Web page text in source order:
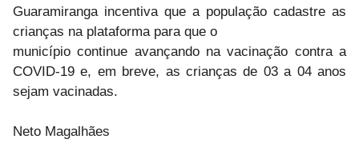
Guaramiranga incentiva que a população cadastre as
crianças na plataforma para que o
município continue avançando na vacinação contra a
COVID-19 e, em breve, as crianças de 03 a 04 anos
sejam vacinadas.
Neto Magalhães